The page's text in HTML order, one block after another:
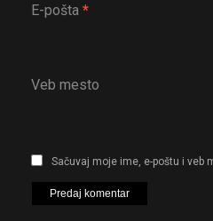
E-pošta *
Veb mesto
Sačuvaj moje ime, e-poštu i veb